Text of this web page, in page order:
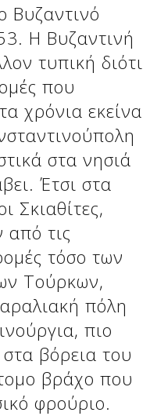
Βυζαντινό
Η Βυζαντινή
τυπική διότι
που
χρόνια εκείνα
στα νησιά
Έτσι στα
Σκιαθίτες,
από τις
τόσο των
Τούρκων,
πόλη
πιο
βόρεια του
βράχο που
φρούριο.